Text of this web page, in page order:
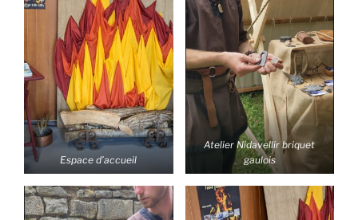
Espace d’accueil
Atelier Nidavellir briquet
gaulois